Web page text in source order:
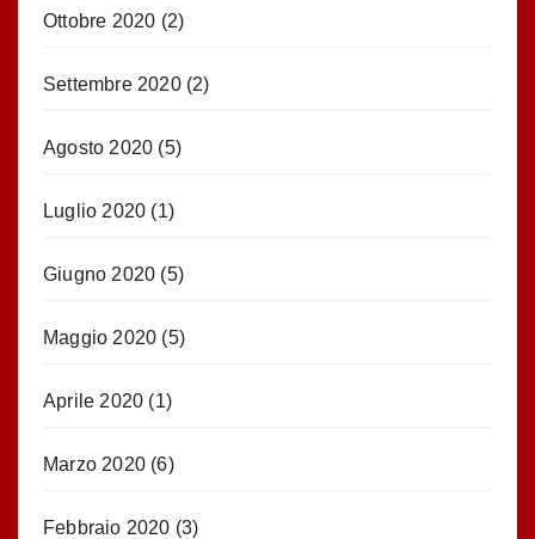
Ottobre 2020 (2)
Settembre 2020(2)
Agosto 2020 (5)
Luglio 2020 (1)
Giugno 2020 (5)
Maggio 2020 (5)
Aprile 2020 (1)
Marzo 2020 (6)
Febbraio 2020 (3)